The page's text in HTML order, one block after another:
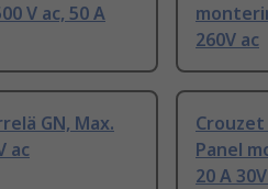
V ac, 50 A
260V ac
GN, Max.
ac
Crouzet
Panel
20 A